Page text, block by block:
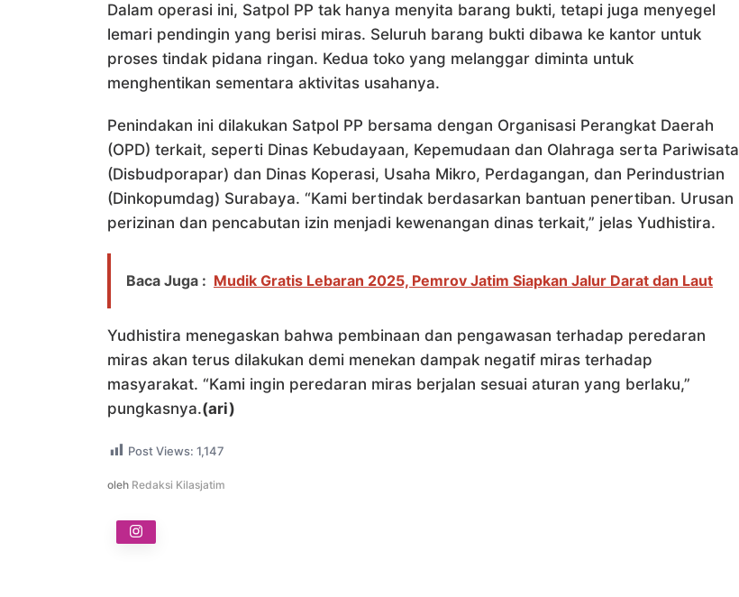
Dalam operasi ini, Satpol PP tak hanya menyita barang bukti, tetapi juga menyegel
lemari pendingin yang berisi miras. Seluruh barang bukti dibawa ke kantor untuk
proses tindak pidana ringan. Kedua toko yang melanggar diminta untuk
menghentikan sementara aktivitas usahanya.
Penindakan ini dilakukan Satpol PP bersama dengan Organisasi Perangkat Daerah
(OPD) terkait, seperti Dinas Kebudayaan, Kepemudaan dan Olahraga serta Pariwisata
(Disbudporapar) dan Dinas Koperasi, Usaha Mikro, Perdagangan, dan Perindustrian
(Dinkopumdag) Surabaya. “Kami bertindak berdasarkan bantuan penertiban. Urusan
perizinan dan pencabutan izin menjadi kewenangan dinas terkait,” jelas Yudhistira.
Baca Juga : Mudik Gratis Lebaran 2025, Pemrov Jatim Siapkan Jalur Darat dan Laut
Yudhistira menegaskan bahwa pembinaan dan pengawasan terhadap peredaran
miras akan terus dilakukan demi menekan dampak negatif miras terhadap
masyarakat. “Kami ingin peredaran miras berjalan sesuai aturan yang berlaku,”
pungkasnya.(ari)
Post Views: 1,147
oleh Redaksi Kilasjatim